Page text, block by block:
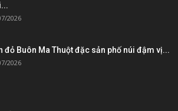
2026
đỏ Buôn Ma Thuột đặc sản phố núi đậm vị...
2026